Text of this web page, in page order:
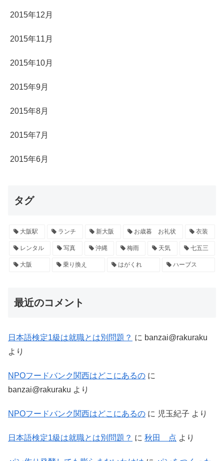
2015年12月
2015年11月
2015年10月
2015年9月
2015年8月
2015年7月
2015年6月
タグ
大阪駅 ランチ 新大阪 お歳暮 お礼状 衣装
レンタル 写真 沖縄 梅雨 天気 七五三
大阪 乗り換え はがくれ ハーブス
最近のコメント
日本語検定1級は就職とは別問題？ に banzai@rakuraku
より
NPOフードバンク関西はどこにあるの に
banzai@rakuraku より
NPOフードバンク関西はどこにあるの に 児玉紀子 より
日本語検定1級は就職とは別問題？ に 秋田 点 より